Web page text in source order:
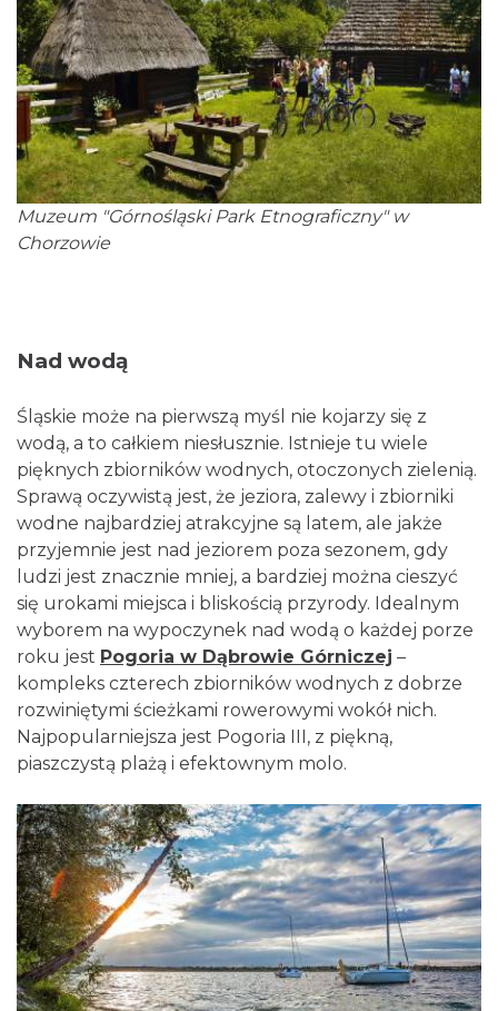
Muzeum "Górnośląski Park Etnograficzny" w
Chorzowie
Nad wodą
Śląskie może na pierwszą myśl nie kojarzy się z
wodą, a to całkiem niesłusznie. Istnieje tu wiele
pięknych zbiorników wodnych, otoczonych zielenią.
Sprawą oczywistą jest, że jeziora, zalewy i zbiorniki
wodne najbardziej atrakcyjne są latem, ale jakże
przyjemnie jest nad jeziorem poza sezonem, gdy
ludzi jest znacznie mniej, a bardziej można cieszyć
się urokami miejsca i bliskością przyrody. Idealnym
wyborem na wypoczynek nad wodą o każdej porze
roku jest Pogoria w Dąbrowie Górniczej –
kompleks czterech zbiorników wodnych z dobrze
rozwiniętymi ścieżkami rowerowymi wokół nich.
Najpopularniejsza jest Pogoria III, z piękną,
piaszczystą plażą i efektownym molo.